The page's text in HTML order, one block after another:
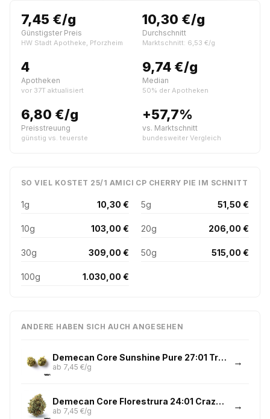
7,45 €/g
Günstigster Preis
HW Stadt Apotheke, Pforzheim
10,30 €/g
Durchschnitt
Marktschnitt: 6,53 €/g
4
Apotheken
vor 37T aktualisiert
9,74 €/g
Median
50% der Apotheken
6,80 €/g
Preisstreuung
günstig vs. teuerste
+57,7%
vs. Marktschnitt
bundesweiter Vergleich
SO VIEL KOSTET 25/1 AMICI CP CHERRY PIE IM SCHNITT
1g 10,30 € 5g 51,50 €
10g 103,00 € 20g 206,00 €
30g 309,00 € 50g 515,00 €
100g 1.030,00 €
ANDERE HABEN SICH AUCH ANGESEHEN
Demecan Core Sunshine Pure 27:01 Tropicana Cookies
ab 7,45 €/g
Demecan Core Florestrura 24:01 Crazy Hazey
ab 7,45 €/g